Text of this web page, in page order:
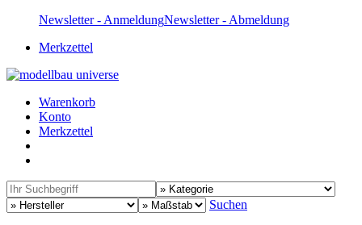
Newsletter - AnmeldungNewsletter - Abmeldung
Merkzettel
Warenkorb
Konto
Merkzettel
Suchen